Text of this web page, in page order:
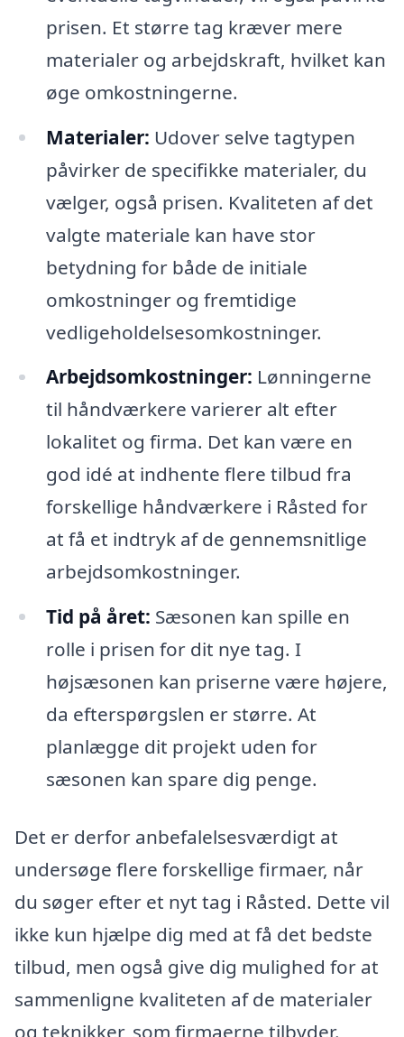
prisen. Et større tag kræver mere
materialer og arbejdskraft, hvilket kan
øge omkostningerne.
Materialer: Udover selve tagtypen
påvirker de specifikke materialer, du
vælger, også prisen. Kvaliteten af det
valgte materiale kan have stor
betydning for både de initiale
omkostninger og fremtidige
vedligeholdelsesomkostninger.
Arbejdsomkostninger: Lønningerne
til håndværkere varierer alt efter
lokalitet og firma. Det kan være en
god idé at indhente flere tilbud fra
forskellige håndværkere i Råsted for
at få et indtryk af de gennemsnitlige
arbejdsomkostninger.
Tid på året: Sæsonen kan spille en
rolle i prisen for dit nye tag. I
højsæsonen kan priserne være højere,
da efterspørgslen er større. At
planlægge dit projekt uden for
sæsonen kan spare dig penge.
Det er derfor anbefalelsesværdigt at
undersøge flere forskellige firmaer, når
du søger efter et nyt tag i Råsted. Dette vil
ikke kun hjælpe dig med at få det bedste
tilbud, men også give dig mulighed for at
sammenligne kvaliteten af de materialer
og teknikker, som firmaerne tilbyder.